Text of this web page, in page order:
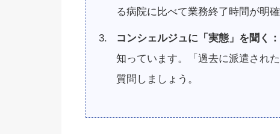
る病院に比べて業務終了時間が明
コンシェルジュに「実態」を聞く：
知っています。「過去に派遣され
質問しましょう。